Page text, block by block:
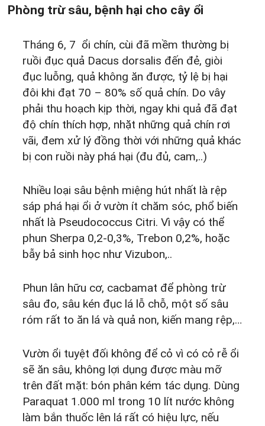
Phòng trừ sâu, bệnh hại cho cây ổi
Tháng 6, 7 ổi chín, cùi đã mềm thường bị
ruồi đục quả Dacus dorsalis đến đẻ, giòi
đục luỗng, quả không ăn được, tỷ lệ bị hại
đôi khi đạt 70 – 80% số quả chín. Do vây
phải thu hoạch kịp thời, ngay khi quả đã đạt
độ chín thích hợp, nhặt những quả chín rơi
vãi, đem xử lý đồng thời với những quả khác
bị con ruồi này phá hại (đu đủ, cam,..)
Nhiều loại sâu bệnh miệng hút nhất là rệp
sáp phá hại ổi ở vườn ít chăm sóc, phổ biến
nhất là Pseudococcus Citri. Vì vậy có thể
phun Sherpa 0,2-0,3%, Trebon 0,2%, hoặc
bẫy bả sinh học như Vizubon,..
Phun lân hữu cơ, cacbamat để phòng trừ
sâu đo, sâu kén đục lá lỗ chỗ, một số sâu
róm rất to ăn lá và quả non, kiến mang rệp,…
Vườn ổi tuyệt đối không để cỏ vì có cỏ rễ ổi
sẽ ăn sâu, không lợi dụng được màu mỡ
trên đất mặt: bón phân kém tác dụng. Dùng
Paraquat 1.000 ml trong 10 lít nước không
làm bắn thuốc lên lá rất có hiệu lực, nếu